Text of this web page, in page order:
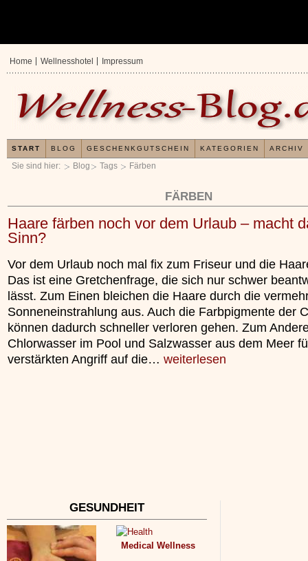
Sie sind hier: Blog Tags Färben
FÄRBEN
Haare färben noch vor dem Urlaub – macht
Sinn?
Vor dem Urlaub noch mal fix zum Friseur und die
Das ist eine Gretchenfrage, die sich nur schwer
lässt. Zum Einen bleichen die Haare durch die
Sonneneinstrahlung aus. Auch die Farbpigmente der
können dadurch schneller verloren gehen. Zum
Chlorwasser im Pool und Salzwasser aus dem Meer
verstärkten Angriff auf die… weiterlesen
GESUNDHEIT
Medical Wellness
Erfahrungen mit und Anwendungsweisen von
Kieselsäuregel
»»»
Home Wellnesshotel Impressum
START BLOG GESCHENKGUTSCHEIN KATEGORIEN ARCHIV